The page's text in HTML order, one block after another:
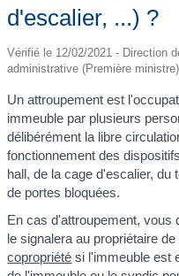
d'escalier, ...) ?
Vérifié le 12/02/2021 - Direction
administrative (Première ministre)
Un attroupement est
immeuble par plusieurs
délibérément la libre
fonctionnement des
hall, de la cage d'escalier, du
de portes bloquées.
En cas d'attroupement, vous
le signalera au propriétaire
copropriété si l'immeuble est